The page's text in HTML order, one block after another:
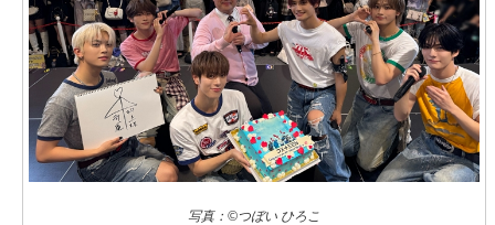
写真：©つぼい ひろこ